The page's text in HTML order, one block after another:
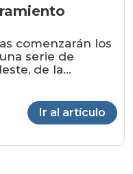
comenzarán los
serie de
de la...
Ir al artículo